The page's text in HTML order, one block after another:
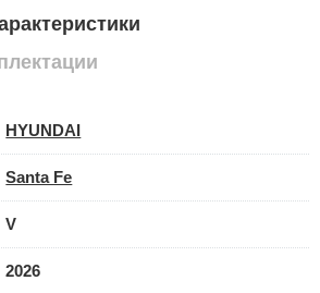
HYUNDAI
Santa Fe
V
2026